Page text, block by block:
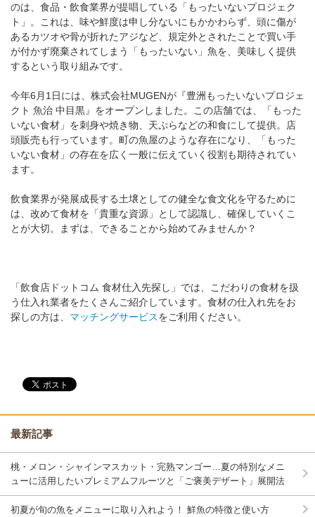
のは、食品・飲食業界が提唱している「もったいないプロジェク
ト」。これは、味や鮮度は申し分ないにもかかわらず、頭に傷が
あるカツオや骨が折れたアジなど、規定外とされたことで買い手
が付かず廃棄されてしまう「もったいない」魚を、美味しく提供
するという取り組みです。
今年6月1日には、株式会社MUGENが『豊洲もったいないプロジェ
クト 魚治 中目黒』をオープンしました。この店舗では、「もった
いない食材」を刺身や焼き物、天ぷらなどの和食にして提供。店
頭販売も行っています。町の魚屋のような存在になり、「もった
いない食材」の存在を広く一般に伝えていく役割も期待されてい
ます。
飲食業界が発展成長する土壌としての健全な食文化を守るために
は、改めて食材を「貴重な資源」として認識し、確保していくこ
とが大切。まずは、できることから始めてみませんか？
「飲食店ドットコム 食材仕入先探し」では、こだわりの食材を扱
う仕入れ業者をたくさんご紹介しています。食材の仕入れ先をお
探しの方は、 マッチングサービスをご利用ください。
最新記事
桃・メロン・シャインマスカット・完熟マンゴー…夏の特別なメニ
ューに活用したいプレミアムフルーツと「ご褒美デザート」展開法
初夏が旬の魚をメニューに取り入れよう！ 鮮魚の特徴と使い方